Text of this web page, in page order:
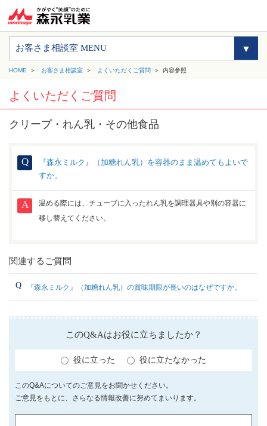
お客さま相談室 MENU
HOME お客さま相談室 よくいただくご質問 内容参照
よくいただくご質問
クリープ・れん乳・その他食品
『森永ミルク』（加糖れん乳）を容器のまま温めてもよいで
すか。
温める際には、チューブに入ったれん乳を調理器具や別の容器に
移し替えてください。
関連するご質問
『森永ミルク』（加糖れん乳）の賞味期限が長いのはなぜですか。
このQ&Aはお役に立ちましたか？
役に立った 役に立たなかった
このQ&Aについてのご意見をお聞かせください。
ご意見をもとに、さらなる情報改善に努めてまいります。